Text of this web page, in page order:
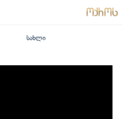
სახლი